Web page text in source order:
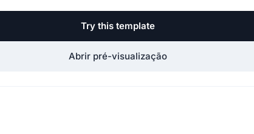
Try this template
Abrir pré-visualização